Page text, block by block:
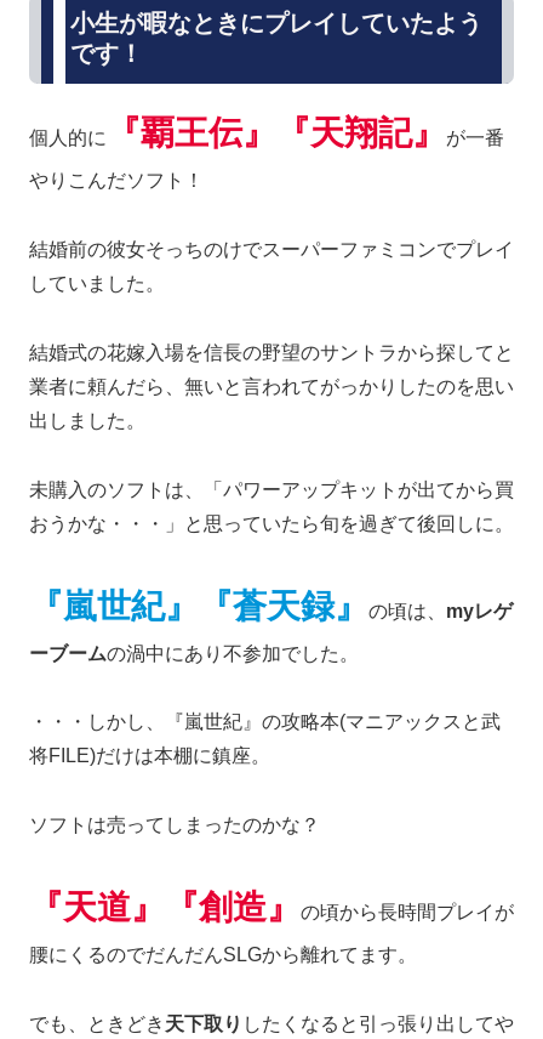
小生が暇なときにプレイしていたよう
です！
個人的に 『覇王伝』『天翔記』 が一番
やりこんだソフト！
結婚前の彼女そっちのけでスーパーファミコンでプレイ
していました。
結婚式の花嫁入場を信長の野望のサントラから探してと
業者に頼んだら、無いと言われてがっかりしたのを思い
出しました。
未購入のソフトは、「パワーアップキットが出てから買
おうかな・・・」と思っていたら旬を過ぎて後回しに。
『嵐世紀』 『蒼天録』 の頃は、 myレゲ
ーブームの渦中にあり不参加でした。
・・・しかし、『嵐世紀』の攻略本(マニアックスと武
将FILE)だけは本棚に鎮座。
ソフトは売ってしまったのかな？
『天道』『創造』 の頃から長時間プレイが
腰にくるのでだんだんSLGから離れてます。
でも、ときどき 天下取り したくなると引っ張り出してや